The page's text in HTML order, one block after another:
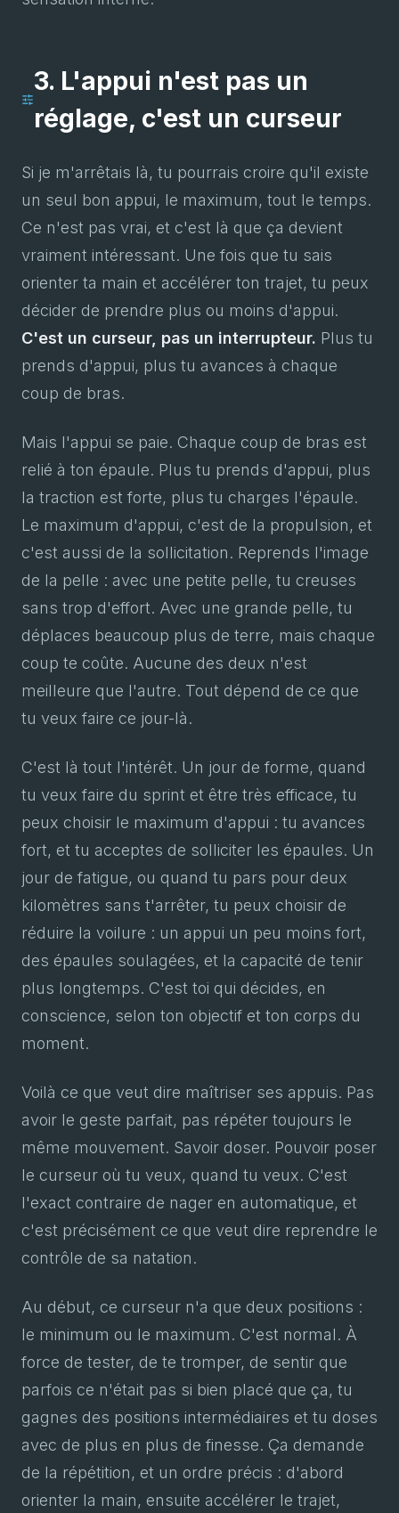
3. L'appui n'est pas un
réglage, c'est un curseur
Si je m'arrêtais là, tu pourrais croire qu'il existe
un seul bon appui, le maximum, tout le temps.
Ce n'est pas vrai, et c'est là que ça devient
vraiment intéressant. Une fois que tu sais
orienter ta main et accélérer ton trajet, tu peux
décider de prendre plus ou moins d'appui.
C'est un curseur, pas un interrupteur. Plus tu
prends d'appui, plus tu avances à chaque
coup de bras.
Mais l'appui se paie. Chaque coup de bras est
relié à ton épaule. Plus tu prends d'appui, plus
la traction est forte, plus tu charges l'épaule.
Le maximum d'appui, c'est de la propulsion, et
c'est aussi de la sollicitation. Reprends l'image
de la pelle : avec une petite pelle, tu creuses
sans trop d'effort. Avec une grande pelle, tu
déplaces beaucoup plus de terre, mais chaque
coup te coûte. Aucune des deux n'est
meilleure que l'autre. Tout dépend de ce que
tu veux faire ce jour-là.
C'est là tout l'intérêt. Un jour de forme, quand
tu veux faire du sprint et être très efficace, tu
peux choisir le maximum d'appui : tu avances
fort, et tu acceptes de solliciter les épaules. Un
jour de fatigue, ou quand tu pars pour deux
kilomètres sans t'arrêter, tu peux choisir de
réduire la voilure : un appui un peu moins fort,
des épaules soulagées, et la capacité de tenir
plus longtemps. C'est toi qui décides, en
conscience, selon ton objectif et ton corps du
moment.
Voilà ce que veut dire maîtriser ses appuis. Pas
avoir le geste parfait, pas répéter toujours le
même mouvement. Savoir doser. Pouvoir poser
le curseur où tu veux, quand tu veux. C'est
l'exact contraire de nager en automatique, et
c'est précisément ce que veut dire reprendre le
contrôle de sa natation.
Au début, ce curseur n'a que deux positions :
le minimum ou le maximum. C'est normal. À
force de tester, de te tromper, de sentir que
parfois ce n'était pas si bien placé que ça, tu
gagnes des positions intermédiaires et tu doses
avec de plus en plus de finesse. Ça demande
de la répétition, et un ordre précis : d'abord
orienter la main, ensuite accélérer le trajet,